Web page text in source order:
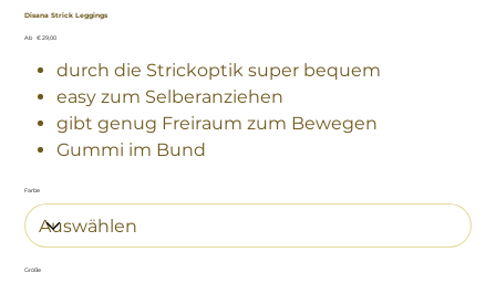
Disana Strick Leggings
Ab Preis
€ 29,00
durch die Strickoptik super bequem
easy zum Selberanziehen
gibt genug Freiraum zum Bewegen
Gummi im Bund
Farbe
Größe